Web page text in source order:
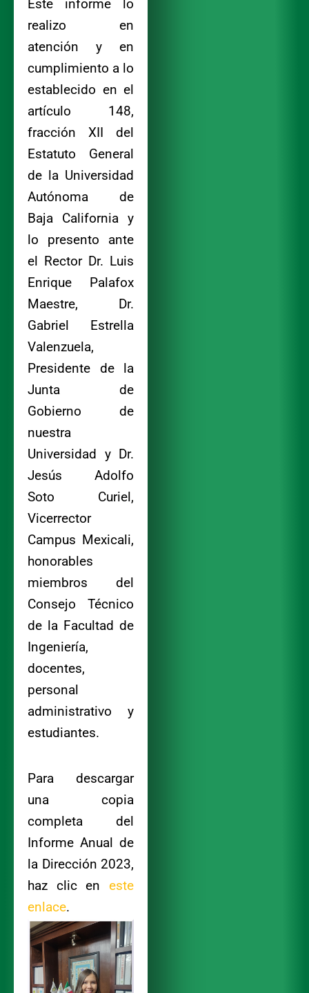
Este informe lo
realizo en
atención y en
cumplimiento a lo
establecido en el
artículo 148,
fracción XII del
Estatuto General
de la Universidad
Autónoma de
Baja California y
lo presento ante
el Rector Dr. Luis
Enrique Palafox
Maestre, Dr.
Gabriel Estrella
Valenzuela,
Presidente de la
Junta de
Gobierno de
nuestra
Universidad y Dr.
Jesús Adolfo
Soto Curiel,
Vicerrector
Campus Mexicali,
honorables
miembros del
Consejo Técnico
de la Facultad de
Ingeniería,
docentes,
personal
administrativo y
estudiantes.
Para descargar
una copia
completa del
Informe Anual de
la Dirección 2023,
haz clic en este
enlace.